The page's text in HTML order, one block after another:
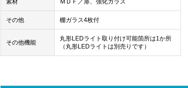
素材 ＭＤＦ／扉、強化ガラス
その他 棚ガラス4枚付
その他機能
丸形LEDライト取り付け可能箇所は1か所
（丸形LEDライトは別売りです）